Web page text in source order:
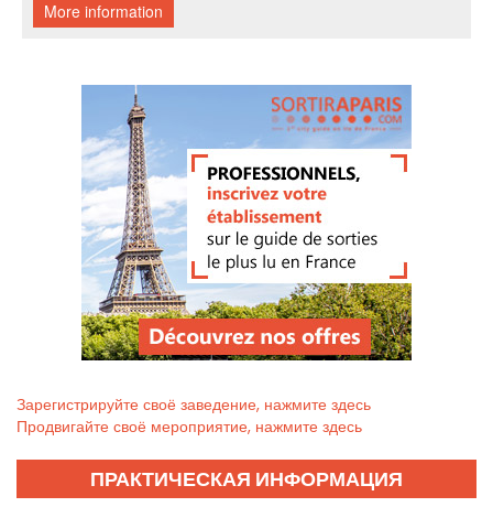
Зарегистрируйте своё заведение, нажмите здесь
Продвигайте своё мероприятие, нажмите здесь
ПРАКТИЧЕСКАЯ ИНФОРМАЦИЯ